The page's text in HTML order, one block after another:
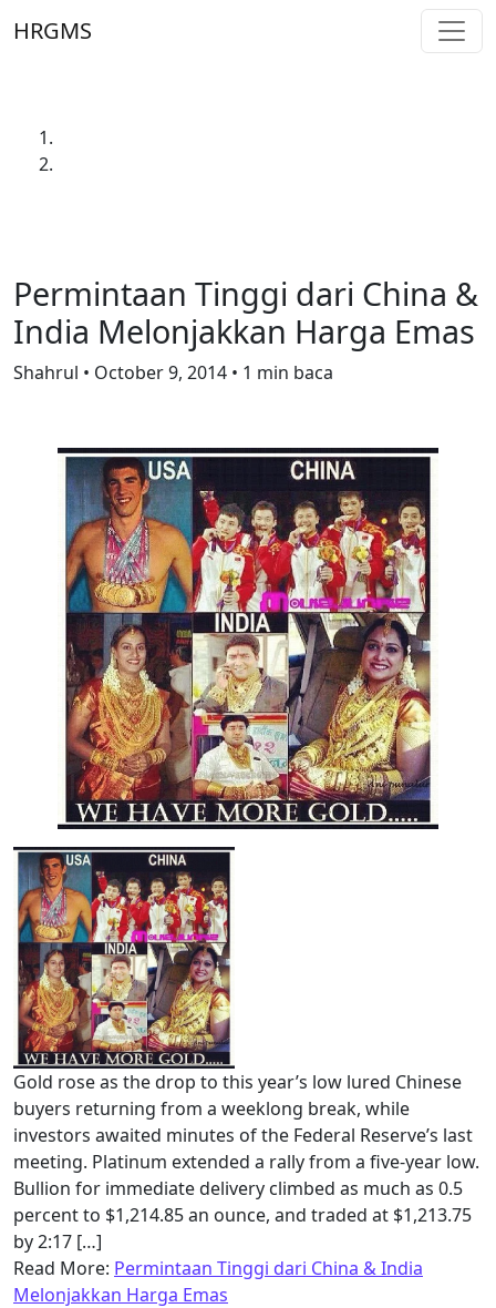
HRGMS
Permintaan Tinggi dari China &
India Melonjakkan Harga Emas
Shahrul • October 9, 2014 • 1 min baca
Gold rose as the drop to this year’s low lured Chinese
buyers returning from a weeklong break, while
investors awaited minutes of the Federal Reserve’s last
meeting. Platinum extended a rally from a five-year low.
Bullion for immediate delivery climbed as much as 0.5
percent to $1,214.85 an ounce, and traded at $1,213.75
by 2:17 […]
Read More: Permintaan Tinggi dari China & India
Melonjakkan Harga Emas